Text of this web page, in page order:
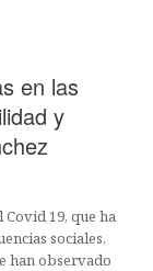
en las
y
19, que ha
sociales,
han observado